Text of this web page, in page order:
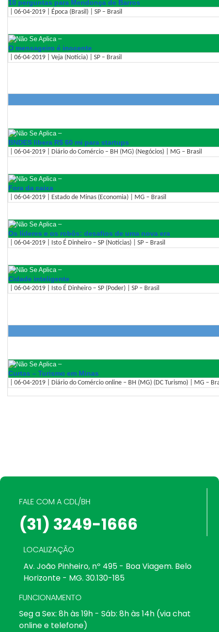
10 perguntas para Mendonça de Barros
| 06-04-2019 | Época (Brasil) | SP – Brasil
–
O mensageiro é inocente
| 06-04-2019 | Veja (Notícia) | SP – Brasil
–
BNDES libera R$ 60 mi para startups
| 06-04-2019 | Diário do Comércio – BH (MG) (Negócios) | MG – Brasil
–
Fora da caixa
| 06-04-2019 | Estado de Minas (Economia) | MG – Brasil
–
Os líderes e os robôs: desafios de uma nova era
| 06-04-2019 | Isto É Dinheiro – SP (Notícias) | SP – Brasil
–
Cidade inteligente
| 06-04-2019 | Isto É Dinheiro – SP (Poder) | SP – Brasil
–
Curtas – Turismo em Minas
| 06-04-2019 | Diário do Comércio online – BH (MG) (DC Turismo) | MG –
FALE COM A CDL/BH
(31) 3249-1666
LOCALIZAÇÃO
Av. João Pinheiro, nº 495 - Boa Viagem. Belo
Horizonte - MG. 30.130-185
FUNCIONAMENTO
Seg a Sex: 8h às 19h - Sáb: 8h às 14h (via chat
online e telefone)